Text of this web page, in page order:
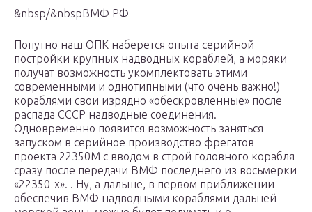
&nbsp/&nbspВМФ РФ
Попутно наш ОПК наберется опыта серийной
постройки крупных надводных кораблей, а моряки
получат возможность укомплектовать этими
современными и однотипными (что очень важно!)
кораблями свои изрядно «обескровленные» после
распада СССР надводные соединения.
Одновременно появится возможность заняться
запуском в серийное производство фрегатов
проекта 22350М с вводом в строй головного корабля
сразу после передачи ВМФ последнего из восьмерки
«22350-х». . Ну, а дальше, в первом приближении
обеспечив ВМФ надводными кораблями дальней